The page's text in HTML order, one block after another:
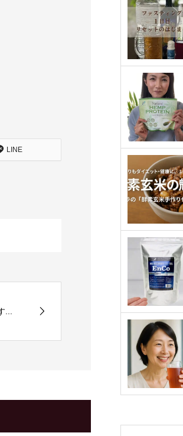
LINE
...